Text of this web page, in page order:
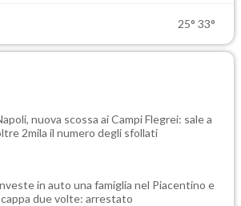
25° 33°
nuova scossa ai Campi Flegrei: sale a
2mila il numero degli sfollati
in auto una famiglia nel Piacentino e
due volte: arrestato